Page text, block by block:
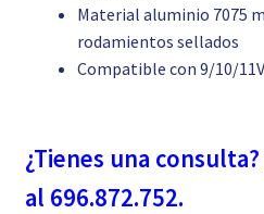
Material aluminio 7075
rodamientos sellados
Compatible con 9/10/
¿Tienes una
al 696.872.752.